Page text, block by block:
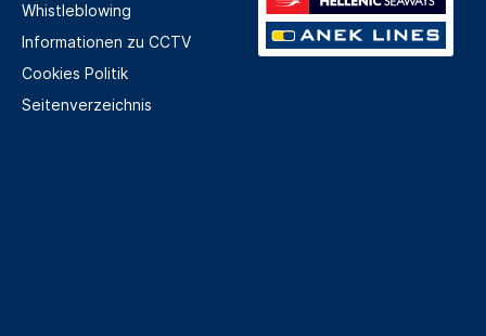
Whistleblowing
Informationen zu CCTV
Cookies Politik
Seitenverzeichnis